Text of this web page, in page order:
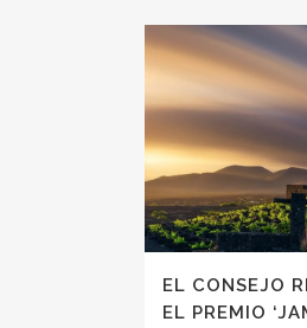
EL CONSEJO
EL PREMIO